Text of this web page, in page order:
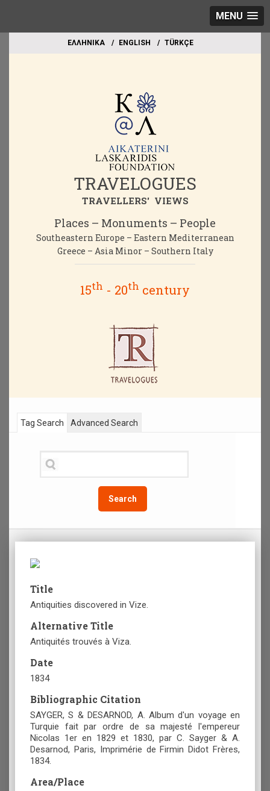
MENU
EΛΛΗΝΙΚΑ ΕΝGLISH TÜRKÇE
TRAVELOGUES
TRAVELLERS' VIEWS
Places – Monuments – People
Southeastern Europe – Eastern Mediterranean
Greece – Asia Minor – Southern Italy
15th - 20th century
Tag Search
Search
Advanced Search
Title
Antiquities discovered in Vize.
Alternative Title
Antiquités trouvés à Viza.
Date
1834
Bibliographic Citation
SAYGER, S & DESARNOD, A. Album d'un voyage en
Turquie fait par ordre de sa majesté l'empereur
Nicolas 1er en 1829 et 1830, par C. Sayger & A.
Desarnod, Paris, Imprimérie de Firmin Didot Frères,
1834.
Area/Place